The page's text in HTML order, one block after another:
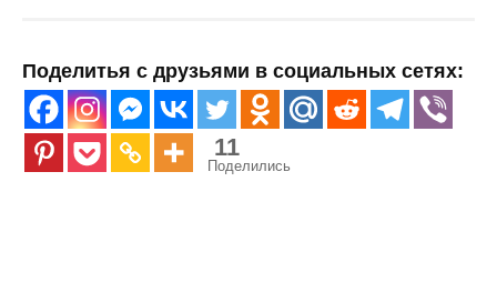
Поделитья с друзьями в социальных сетях:
11
Поделились